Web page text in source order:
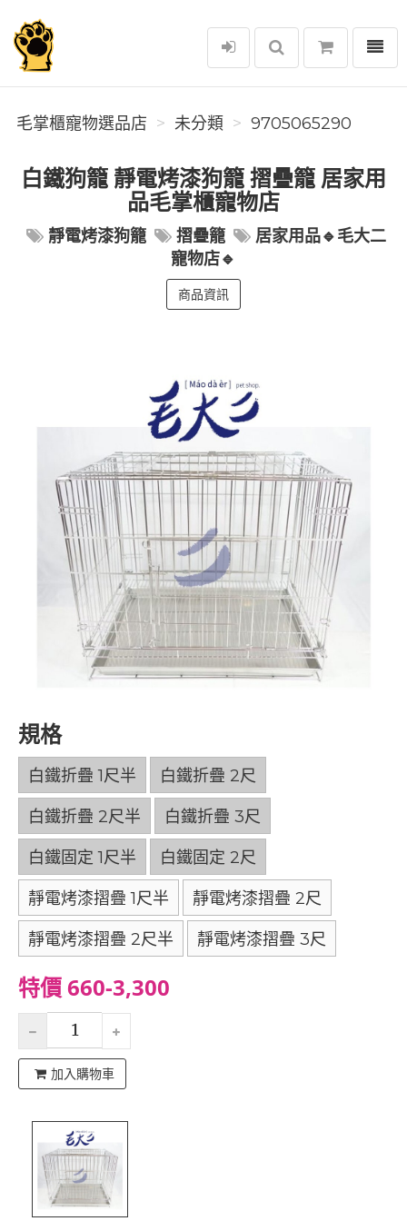
毛掌櫃寵物選品店
選單
毛掌櫃寵物選品店 未分類 9705065290
白鐵狗籠 靜電烤漆狗籠 摺疊籠 居家用
品毛掌櫃寵物店
靜電烤漆狗籠 摺疊籠
居家用品🔹毛大二
寵物店🔹
商品資訊
規格
白鐵折疊 1尺半 白鐵折疊 2尺
白鐵折疊 2尺半 白鐵折疊 3尺
白鐵固定 1尺半 白鐵固定 2尺
靜電烤漆摺疊 1尺半 靜電烤漆摺疊 2尺
靜電烤漆摺疊 2尺半 靜電烤漆摺疊 3尺
特價 660-3,300
加入購物車